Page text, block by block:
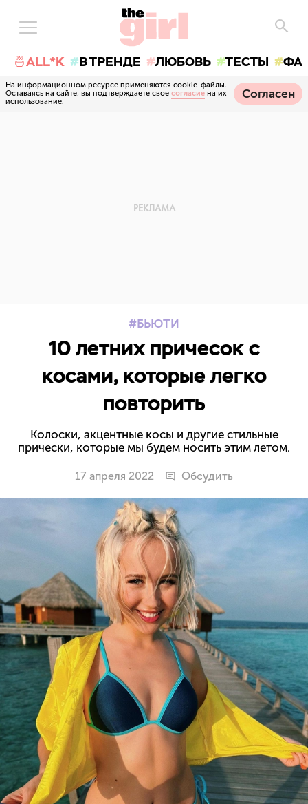
🍜ALL*K В ТРЕНДЕ ЛЮБОВЬ ТЕСТЫ
На информационном ресурсе применяются cookie-файлы.
Оставаясь на сайте, вы подтверждаете свое согласие на их
использование.
Согласен
БЬЮТИ
10 летних причесок с
косами, которые легко
повторить
Колоски, акцентные косы и другие стильные
прически, которые мы будем носить этим летом.
17 апреля 2022 Обсудить